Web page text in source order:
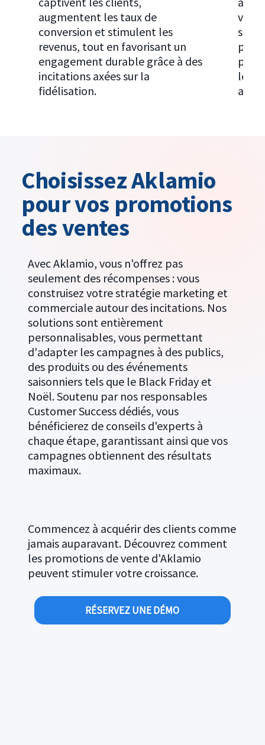
augmentent les taux de
conversion et stimulent les
revenus, tout en favorisant un
engagement durable grâce à des
incitations axées sur la
fidélisation.
les
Choisissez Aklamio
pour vos promotions
des ventes
Avec Aklamio, vous n'offrez pas
seulement des récompenses : vous
construisez votre stratégie marketing et
commerciale autour des incitations. Nos
solutions sont entièrement
personnalisables, vous permettant
d'adapter les campagnes à des publics,
des produits ou des événements
saisonniers tels que le Black Friday et
Noël. Soutenu par nos responsables
Customer Success dédiés, vous
bénéficierez de conseils d'experts à
chaque étape, garantissant ainsi que vos
campagnes obtiennent des résultats
maximaux.
Commencez à acquérir des clients comme
jamais auparavant. Découvrez comment
les promotions de vente d'Aklamio
peuvent stimuler votre croissance.
RÉSERVEZ UNE DÉMO